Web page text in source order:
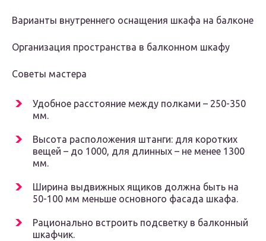
Варианты внутреннего оснащения шкафа на балконе
Организация пространства в балконном шкафу
Советы мастера
Удобное расстояние между полками – 250-350
мм.
Высота расположения штанги: для коротких
вещей – до 1000, для длинных – не менее 1300
мм.
Ширина выдвижных ящиков должна быть на
50-100 мм меньше основного фасада шкафа.
Рационально встроить подсветку в балконный
шкафчик.